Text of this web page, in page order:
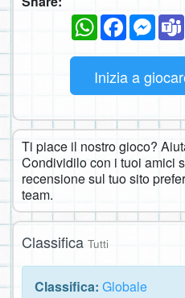
WhatsAppFacebook
Inizia a
Ti piace il nostro gioco?
Condividilo con i tuoi amici
recensione sul tuo sito
team.
Classifica Tutti
Classifica: Globale